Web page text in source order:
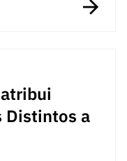
Distintos a